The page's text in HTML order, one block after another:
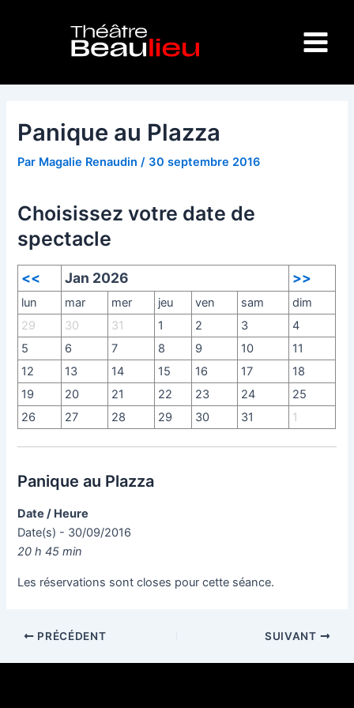
Menu
Panique au Plazza
Par Magalie Renaudin/ 30 septembre 2016
Choisissez votre date de
spectacle
<< Jan 2026 >>
lun mar mer jeu ven sam
dim
29
30 31 1 2 3
4
5
6 7 8 9 10
11
12
13 14 15 16 17
18
19
20 21 22 23 24
25
26
27 28 29 30 31 1
Panique au Plazza
Date / Heure
Date(s) - 30/09/2016
20 h 45 min
Les réservations sont closes pour cette séance.
PRÉCÉDENT SUIVANT